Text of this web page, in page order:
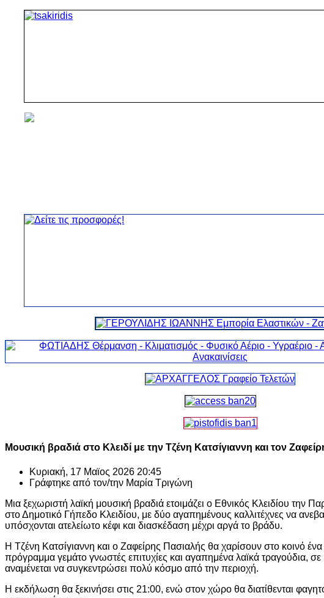
Μουσική βραδιά στο Κλειδί με την Τζένη Κατσίγιαννη και τον
Κυριακή, 17 Μαϊος 2026 20:45
Γράφτηκε από τον/την Μαρία Τριγώνη
Μια ξεχωριστή λαϊκή μουσική βραδιά ετοιμάζει ο Εθνικός Κλειδίου την
στο Δημοτικό Γήπεδο Κλειδίου, με δύο αγαπημένους καλλιτέχνες να
υπόσχονται ατελείωτο κέφι και διασκέδαση μέχρι αργά το βράδυ.
Η Τζένη Κατσίγιαννη και ο Ζαφείρης Πασιαλής θα χαρίσουν στο κοινό
πρόγραμμα γεμάτο γνωστές επιτυχίες και αγαπημένα λαϊκά τραγούδια,
αναμένεται να συγκεντρώσει πολύ κόσμο από την περιοχή.
Η εκδήλωση θα ξεκινήσει στις 21:00, ενώ στον χώρο θα διατίθενται